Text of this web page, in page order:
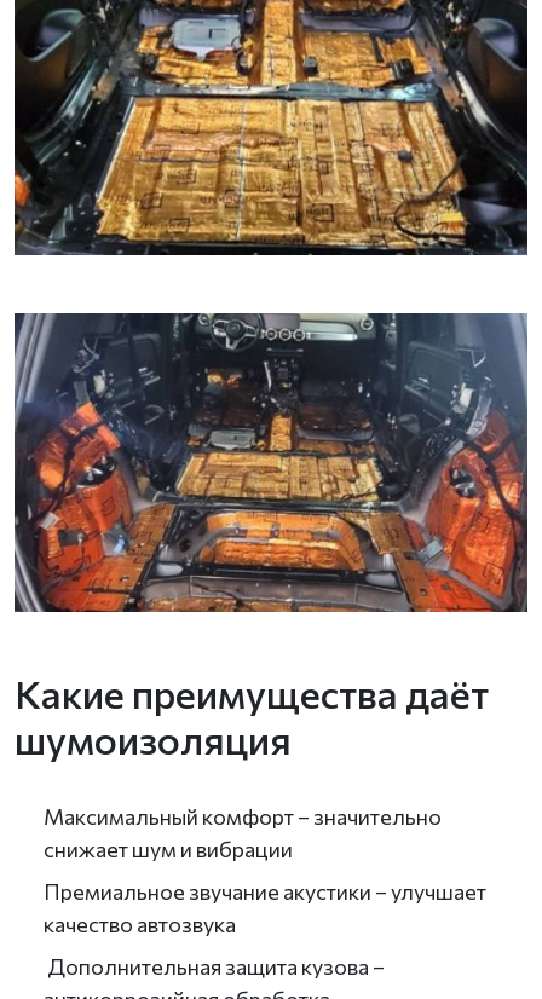
Какие преимущества даёт
шумоизоляция
Максимальный комфорт – значительно
снижает шум и вибрации
Премиальное звучание акустики – улучшает
качество автозвука
Дополнительная защита кузова –